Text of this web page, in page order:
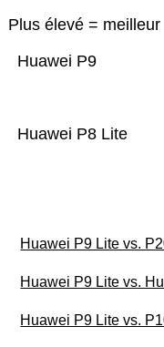
Plus élevé = meilleur
Huawei P8 Lite
Huawei P9
Huawei P9 Lite vs.
Huawei P9 Lite vs.
Huawei P9 Lite vs.